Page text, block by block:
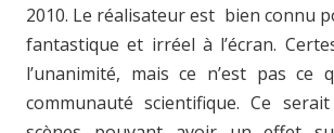
2010. Le réalisateur est bien connu
fantastique et irréel à l’écran.
l’unanimité, mais ce n’est pas ce
communauté scientifique. Ce